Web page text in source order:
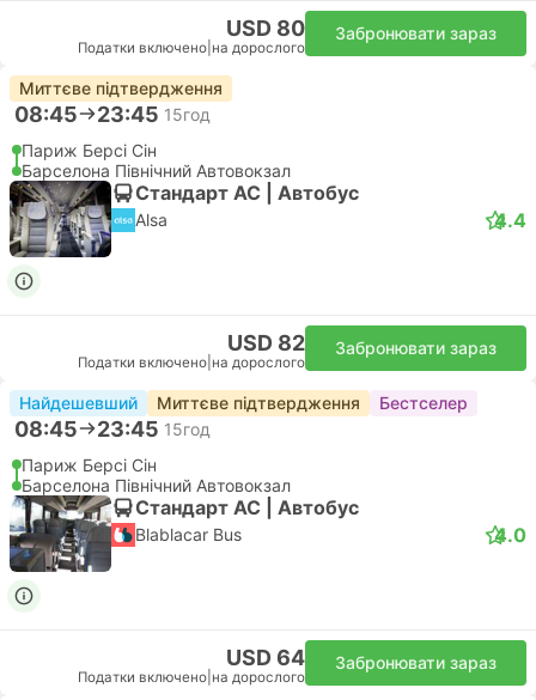
USD 80
Податки включено на дорослого
Забронювати зараз
Миттєве підтвердження
08:45 23:45 15год
Париж Берсі Сін
Барселона Північний Автовокзал
Стандарт АС | Автобус
Alsa 4.4
USD 82
Податки включено на дорослого
Забронювати зараз
Найдешевший Миттєве підтвердження Бестселер
08:45 23:45 15год
Париж Берсі Сін
Барселона Північний Автовокзал
Стандарт АС | Автобус
Blablacar Bus 4.0
USD 64
Податки включено на дорослого
Забронювати зараз